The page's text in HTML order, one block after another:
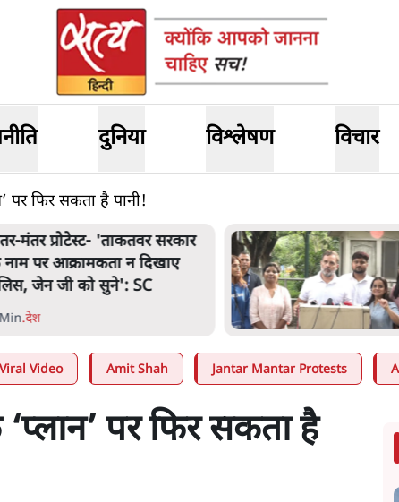
दुनिया विश्लेषण विचार
पर फिर सकता है पानी!
मंतर प्रोटेस्ट- 'ताकतवर सरकार
पर आक्रामकता न दिखाए
जेन जी को सुने': SC
.देश
Viral Video Amit Shah Jantar Mantar Protests
पर फिर सकता है